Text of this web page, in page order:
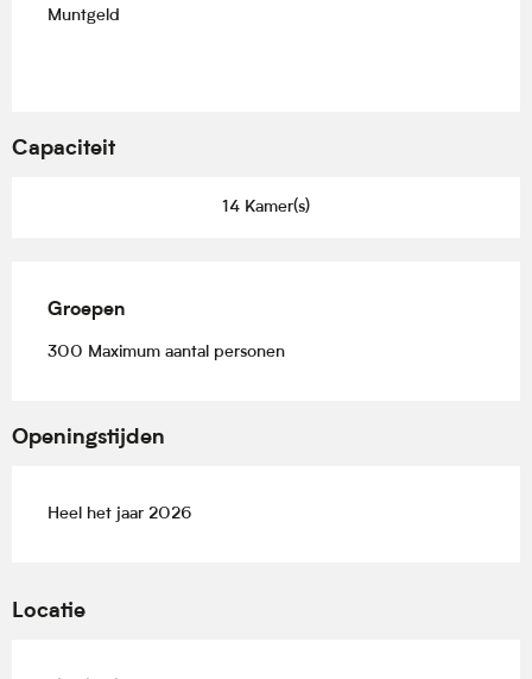
Muntgeld
Capaciteit
14 Kamer(s)
Groepen
Groepen
300 Maximum aantal personen
Openingstijden
Heel het jaar 2026
Locatie